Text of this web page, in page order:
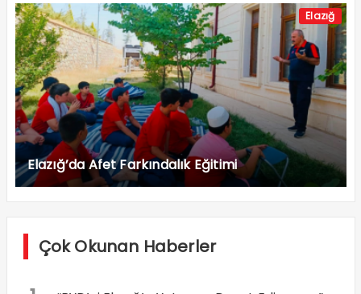
Elazığ
Elazığ’da Afet Farkındalık Eğitimi
Çok Okunan Haberler